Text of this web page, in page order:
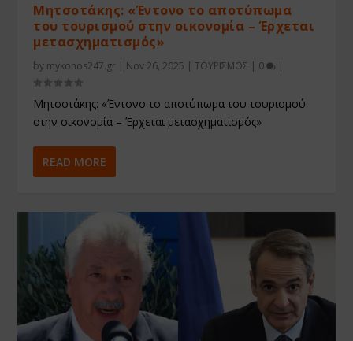
Μητσοτάκης: «Έντονο το αποτύπωμα
του τουρισμού στην οικονομία – Έρχεται
μετασχηματισμός»
by mykonos247.gr | Nov 26, 2025 |ΤΟΥΡΙΣΜΟΣ | 0 |
Μητσοτάκης: «Έντονο το αποτύπωμα του τουρισμού
στην οικονομία – Έρχεται μετασχηματισμός»
READ MORE